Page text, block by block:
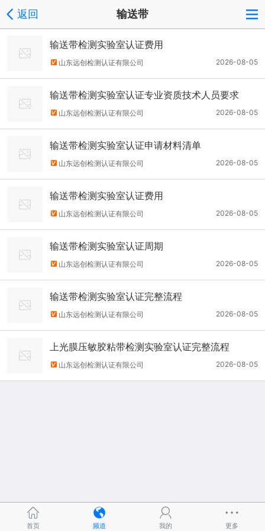
返回 输送带
输送带检测实验室认证费用
2026-08-05
山东远创检测认证有限公司
输送带检测实验室认证专业资质技术人员要求
2026-08-05
山东远创检测认证有限公司
输送带检测实验室认证申请材料清单
2026-08-05
山东远创检测认证有限公司
输送带检测实验室认证费用
2026-08-05
山东远创检测认证有限公司
输送带检测实验室认证周期
2026-08-05
山东远创检测认证有限公司
输送带检测实验室认证完整流程
2026-08-05
山东远创检测认证有限公司
上光膜压敏胶粘带检测实验室认证完整流程
2026-08-05
山东远创检测认证有限公司
首页 频道 我的 更多